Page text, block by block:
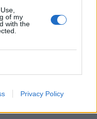
of my
with the
Privacy Policy